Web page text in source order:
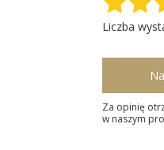
Liczba
Za opinię
w naszym